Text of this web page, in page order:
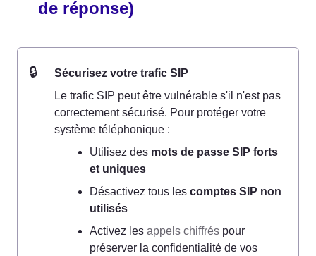
de réponse)
🔒
Sécurisez votre trafic SIP
Le trafic SIP peut être vulnérable s'il n'est pas
correctement sécurisé. Pour protéger votre
système téléphonique :
Utilisez des mots de passe SIP forts
et uniques
Désactivez tous les comptes SIP non
utilisés
Activez les appels chiffrés pour
préserver la confidentialité de vos